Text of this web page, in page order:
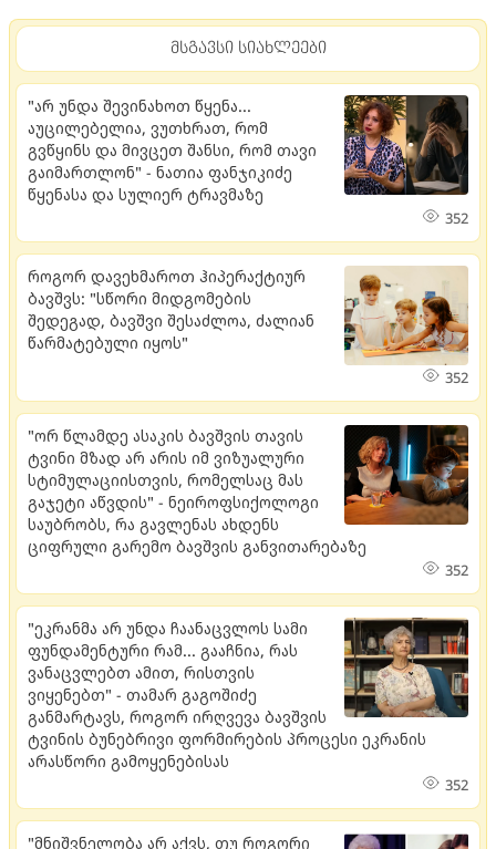
მსგავსი სიახლეები
"არ უნდა შევინახოთ წყენა...
აუცილებელია, ვუთხრათ, რომ
გვწყინს და მივცეთ შანსი, რომ თავი
გაიმართლონ" - ნათია ფანჯიკიძე
წყენასა და სულიერ ტრავმაზე
352
როგორ დავეხმაროთ ჰიპერაქტიურ
ბავშვს: "სწორი მიდგომების
შედეგად, ბავშვი შესაძლოა, ძალიან
წარმატებული იყოს"
352
"ორ წლამდე ასაკის ბავშვის თავის
ტვინი მზად არ არის იმ ვიზუალური
სტიმულაციისთვის, რომელსაც მას
გაჯეტი აწვდის" - ნეიროფსიქოლოგი
საუბრობს, რა გავლენას ახდენს
ციფრული გარემო ბავშვის განვითარებაზე
352
"ეკრანმა არ უნდა ჩაანაცვლოს სამი
ფუნდამენტური რამ... გააჩნია, რას
ვანაცვლებთ ამით, რისთვის
ვიყენებთ" - თამარ გაგოშიძე
განმარტავს, როგორ ირღვევა ბავშვის
ტვინის ბუნებრივი ფორმირების პროცესი ეკრანის
არასწორი გამოყენებისას
352
"მნიშვნელობა არ აქვს, თუ როგორი